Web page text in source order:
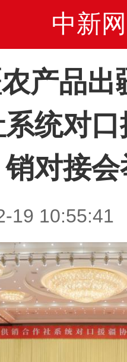
中新网
产品出
统对
销对接会
19